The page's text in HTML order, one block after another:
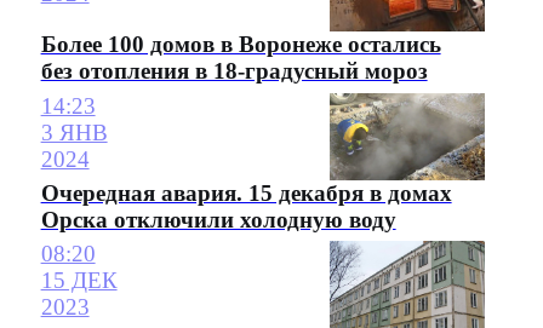
Более 100 домов в Воронеже остались
без отопления в 18-градусный мороз
14:23
3 ЯНВ
2024
Очередная авария. 15 декабря в домах
Орска отключили холодную воду
08:20
15 ДЕК
2023